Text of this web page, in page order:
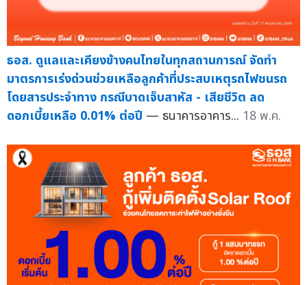
ธอส. ดูแลและเคียงข้างคนไทยในทุกสถานการณ์ จัดทำ
มาตรการเร่งด่วนช่วยเหลือลูกค้าที่ประสบเหตุรถไฟชนรถ
โดยสารประจำทาง กรณีบาดเจ็บสาหัส - เสียชีวิต ลด
ดอกเบี้ยเหลือ 0.01% ต่อปี — ธนาคารอาคาร... 18 พ.ค.